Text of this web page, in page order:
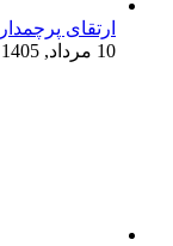
ارتقای
10 مرداد, 1405